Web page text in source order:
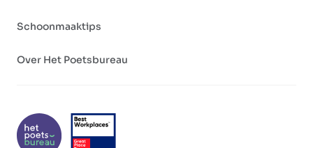
Schoonmaaktips
Over Het Poetsbureau